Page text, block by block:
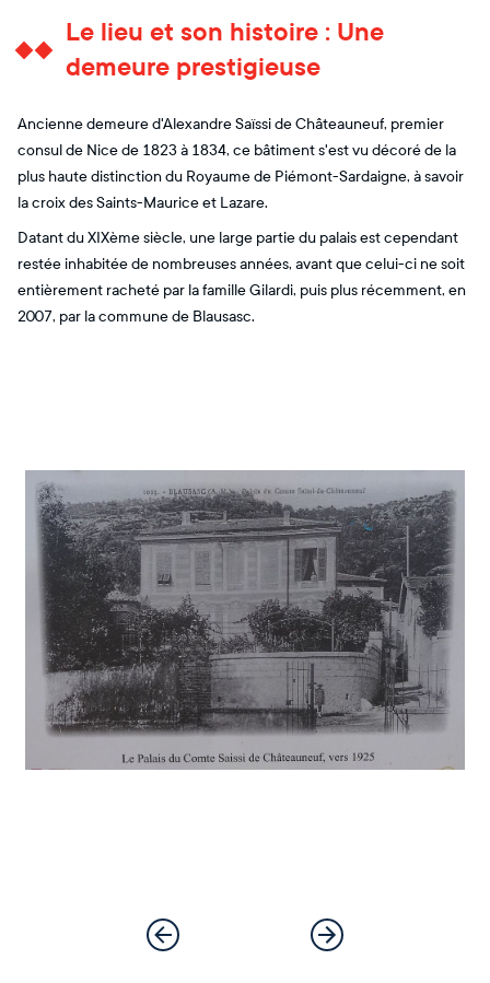
Le lieu et son histoire : Une
demeure prestigieuse
Ancienne demeure d'Alexandre Saïssi de Châteauneuf, premier
consul de Nice de 1823 à 1834, ce bâtiment s'est vu décoré de la
plus haute distinction du Royaume de Piémont-Sardaigne, à savoir
la croix des Saints-Maurice et Lazare.
Datant du XIXème siècle, une large partie du palais est cependant
restée inhabitée de nombreuses années, avant que celui-ci ne soit
entièrement racheté par la famille Gilardi, puis plus récemment, en
2007, par la commune de Blausasc.